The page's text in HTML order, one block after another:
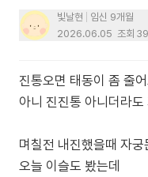
빛날현
임신 9개월
2026.06.05 조회
진통오면 태동이 좀 줄
아니 진진통 아니더라
며칠전 내진했을때 자
오늘 이슬도 봤는데